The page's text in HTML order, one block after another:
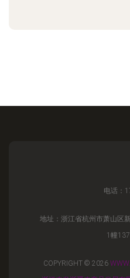
电话：
地址：浙江省杭州市萧山区
1幢
COPYRIGHT © 2026